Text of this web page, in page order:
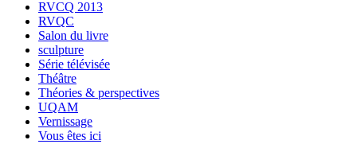
RVCQ 2013
RVQC
Salon du livre
sculpture
Série télévisée
Théâtre
Théories & perspectives
UQAM
Vernissage
Vous êtes ici